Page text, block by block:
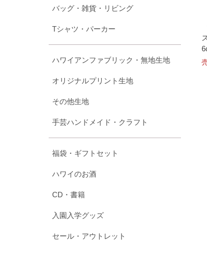
バッグ・雑貨・リビング
Tシャツ・パーカー
ハワイアンファブリック・無地生地
オリジナルプリント生地
その他生地
手芸ハンドメイド・クラフト
福袋・ギフトセット
ハワイのお酒
CD・書籍
入園入学グッズ
セール・アウトレット